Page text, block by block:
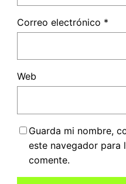
Correo electrónico *
Web
Guarda mi nombre,
este navegador para
comente.